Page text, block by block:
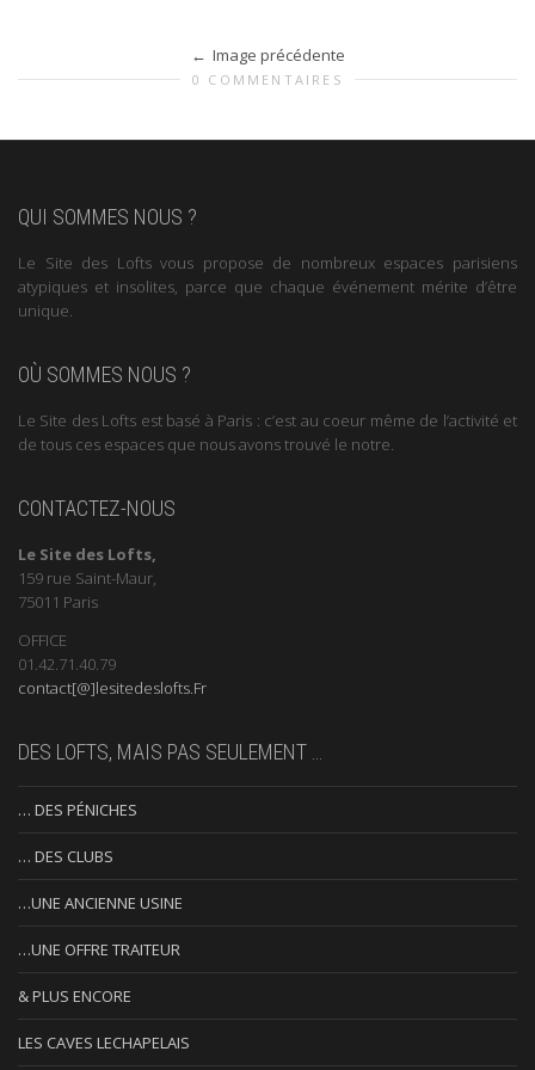
Image précédente
0 COMMENTAIRES
QUI SOMMES NOUS ?
Le Site des Lofts vous propose de nombreux espaces parisiens
atypiques et insolites, parce que chaque événement mérite d’être
unique.
OÙ SOMMES NOUS ?
Le Site des Lofts est basé à Paris : c’est au coeur même de l’activité et
de tous ces espaces que nous avons trouvé le notre.
CONTACTEZ-NOUS
Le Site des Lofts,
159 rue Saint-Maur,
75011 Paris
OFFICE
01.42.71.40.79
contact[@]lesitedeslofts.Fr
DES LOFTS, MAIS PAS SEULEMENT …
… DES PÉNICHES
… DES CLUBS
…UNE ANCIENNE USINE
…UNE OFFRE TRAITEUR
& PLUS ENCORE
LES CAVES LECHAPELAIS